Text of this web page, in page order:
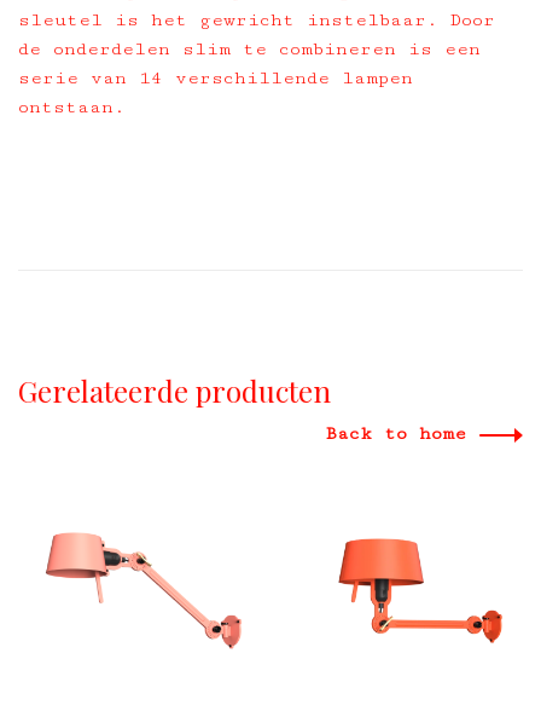
sleutel is het gewricht instelbaar. Door
de onderdelen slim te combineren is een
serie van 14 verschillende lampen
ontstaan.
Gerelateerde producten
Back to home